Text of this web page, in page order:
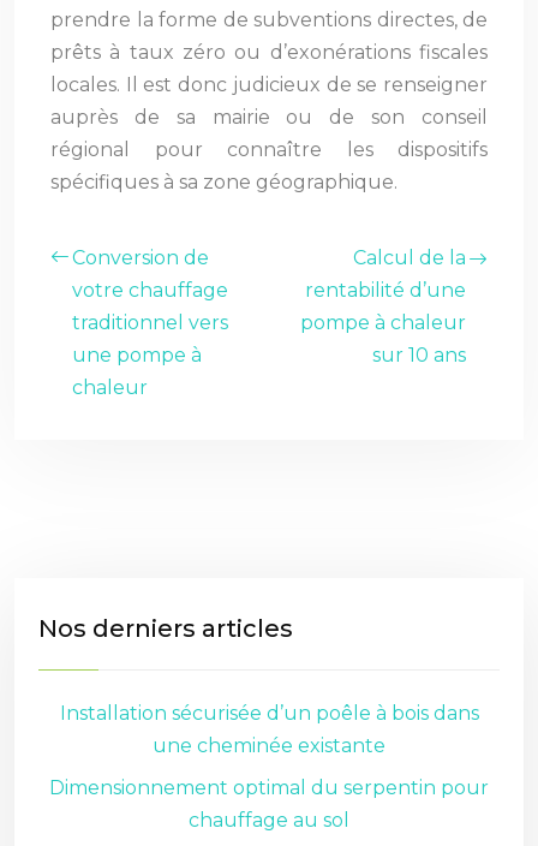
prendre la forme de subventions directes, de
prêts à taux zéro ou d’exonérations fiscales
locales. Il est donc judicieux de se renseigner
auprès de sa mairie ou de son conseil
régional pour connaître les dispositifs
spécifiques à sa zone géographique.
Conversion de
votre chauffage
traditionnel vers
une pompe à
chaleur
Calcul de la
rentabilité d’une
pompe à chaleur
sur 10 ans
Nos derniers articles
Installation sécurisée d’un poêle à bois dans
une cheminée existante
Dimensionnement optimal du serpentin pour
chauffage au sol